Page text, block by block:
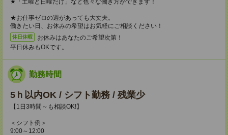
★「土曜と日曜だけ」など色々な働き方ができます！
★お仕事ゼロの週があっても大丈夫。
働きたい日、お休みの希望はお気軽にご相談ください！
休日休暇
お休みはあなたのご希望次第！
平日休みもOKです。
勤務時間
5ｈ以内OK / シフト勤務 / 残業少
【1日3時間～も相談OK!】
＜シフト例＞
9:00～12:00